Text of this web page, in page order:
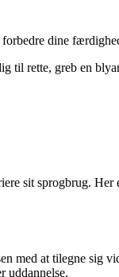
dine
rette, greb en
sprogbrug. Her
med at tilegne sig
uddannelse.